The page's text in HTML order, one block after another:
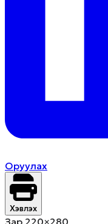
Оруулах
Хэвлэх